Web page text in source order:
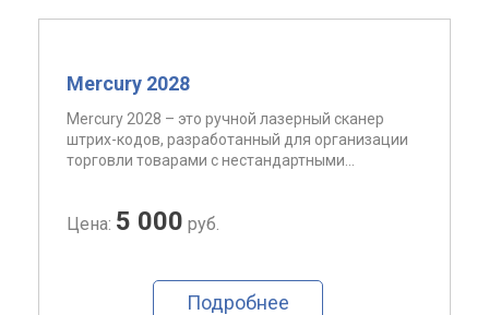
Mercury 2028
Mercury 2028 – это ручной лазерный сканер
штрих-кодов, разработанный для организации
торговли товарами с нестандартными...
Цена: 5 000 руб.
Подробнее